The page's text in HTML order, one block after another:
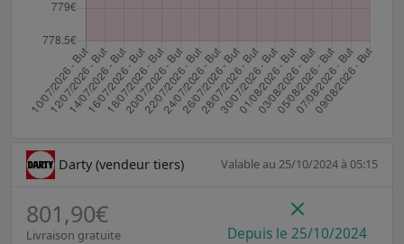
Darty (vendeur tiers) Valable au 25/10/2024 à 05:15
801,90€
Livraison gratuite Depuis le 25/10/2024